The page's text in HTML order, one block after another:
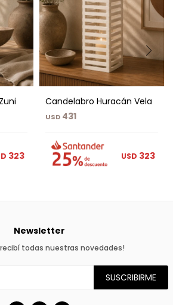
323
Candelabro Huracán Vela
USD 431
USD 323
Newsletter
recibí todas nuestras novedades!
SUSCRIBIRME